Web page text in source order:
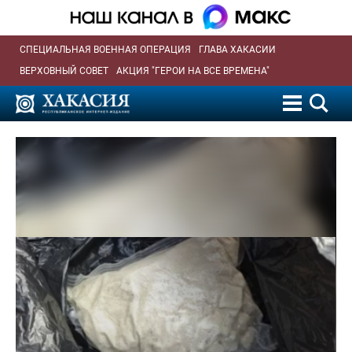
СПЕЦИАЛЬНАЯ ВОЕННАЯ ОПЕРАЦИЯ
ГЛАВА ХАКАСИИ
ВЕРХОВНЫЙ СОВЕТ
АКЦИЯ "ГЕРОИ НА ВСЕ ВРЕМЕНА"